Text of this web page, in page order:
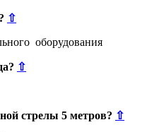
⇧
оборудования
⇧
стрелы 5 метров? ⇧